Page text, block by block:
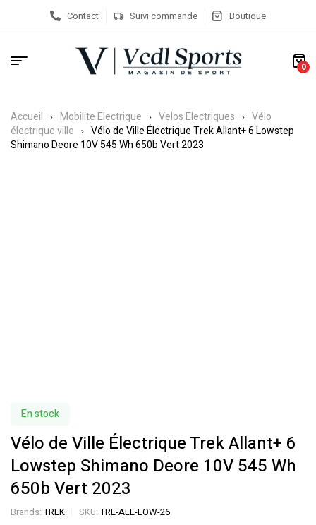
Contact Suivi commande Boutique
0
Accueil Mobilite Electrique Velos Electriques
Vélo
électrique ville
Vélo de Ville Électrique Trek Allant+ 6 Lowstep
Shimano Deore 10V 545 Wh 650b Vert 2023
En stock
Vélo de Ville Électrique Trek Allant+ 6
Lowstep Shimano Deore 10V 545 Wh
650b Vert 2023
Brands:TREK SKU:TRE-ALL-LOW-26